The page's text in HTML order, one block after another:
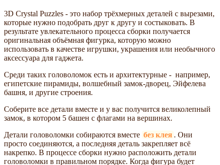
3D Crystal Puzzles - это набор трёхмерных деталей с вырезами,
которые нужно подобрать друг к другу и состыковать. В
результате увлекательного процесса сборки получается
оригинальная объёмная фигурка, которую можно
использовать в качестве игрушки, украшения или необычного
аксессуара для гаджета.
Среди таких головоломок есть и архитектурные - например,
египетские пирамиды, волшебный замок-дворец, Эйфелева
башня, и другие строения.
Соберите все детали вместе и у вас получится великолепный
замок, в котором 5 башен с флагами на вершинах.
Детали головоломки собираются вместе без клея . Они
просто соединяются, а последняя деталь закрепляет всё
накрепко. В процессе сборки нужно расположить детали
головоломки в правильном порядке. Когда фигура будет